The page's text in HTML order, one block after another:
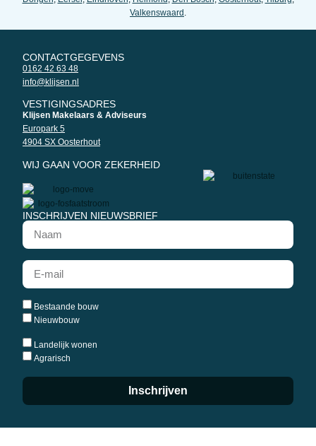
Valkenswaard
CONTACTGEGEVENS
0162 42 63 48
info@klijsen.nl
VESTIGINGSADRES
Klijsen Makelaars & Adviseurs
Europark 5
4904 SX Oosterhout
WIJ GAAN VOOR ZEKERHEID
INSCHRIJVEN NIEUWSBRIEF
Bestaande bouw
Nieuwbouw
Landelijk wonen
Agrarisch
Inschrijven